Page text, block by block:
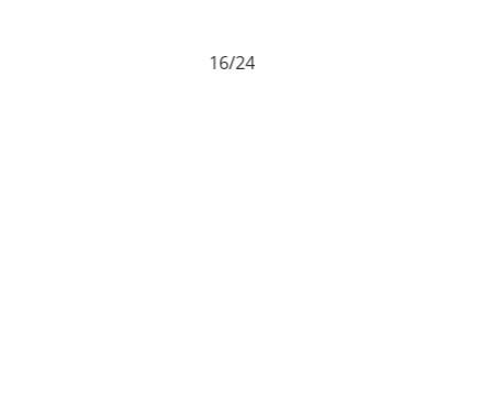
16/24